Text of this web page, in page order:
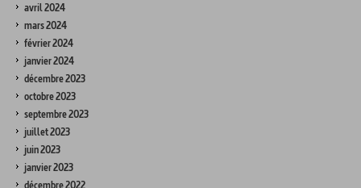
avril 2024
mars 2024
février 2024
janvier 2024
décembre 2023
octobre 2023
septembre 2023
juillet 2023
juin 2023
janvier 2023